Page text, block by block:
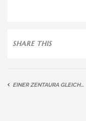
SHARE THIS
EINER ZENTAURA GLEICH…